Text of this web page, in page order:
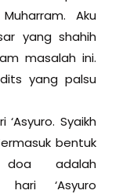
Aku
yang shahih
masalah ini.
yang palsu
Syaikh
bentuk
adalah
hari ‘Asyuro